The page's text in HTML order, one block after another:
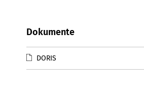
Dokumente
DORIS